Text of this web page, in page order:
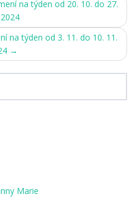
na týden od 20. 10. do 27.
na týden od 3. 11. do 10. 11.
→
Marie